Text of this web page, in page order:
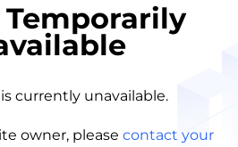
Temporarily
currently unavailable.
owner, please contact your